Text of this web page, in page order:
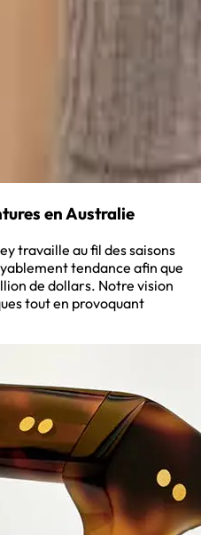
en Australie
travaille au fil des saisons
tendance afin que
de dollars. Notre vision
tout en provoquant